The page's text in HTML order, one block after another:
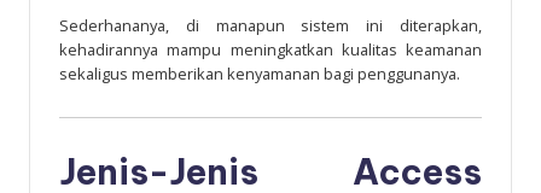
Sederhananya, di manapun sistem ini diterapkan,
kehadirannya mampu meningkatkan kualitas keamanan
sekaligus memberikan kenyamanan bagi penggunanya.
Jenis-Jenis Access